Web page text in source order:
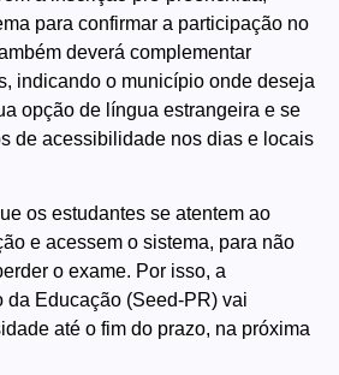
para confirmar a participação no
deverá complementar
indicando o município onde deseja
opção de língua estrangeira e se
de acessibilidade nos dias e locais
os estudantes se atentem ao
e acessem o sistema, para não
o exame. Por isso, a
da Educação (Seed-PR) vai
até o fim do prazo, na próxima